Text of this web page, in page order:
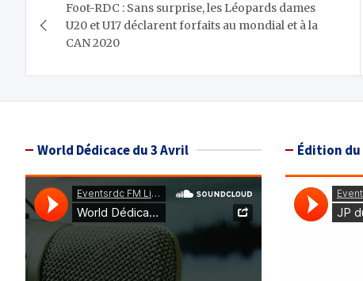
de
l’article
Foot-RDC : Sans surprise, les Léopards dames
U20 et U17 déclarent forfaits au mondial et à la
CAN 2020
World Dédicace du 3 Avril Édition